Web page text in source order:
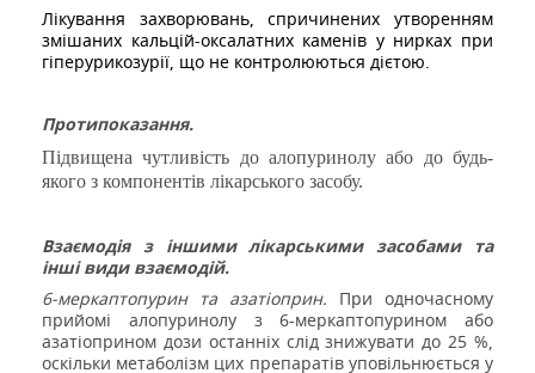
Лікування захворювань, спричинених утворенням
змішаних кальцій-оксалатних каменів у нирках при
гіперурикозурії, що не контролюються дієтою.
Протипоказання.
Підвищена чутливість до алопуринолу або до будь-
якого з компонентів лікарського засобу.
Взаємодія з іншими лікарськими засобами та
інші види взаємодій.
6-меркаптопурин та азатіоприн. При одночасному
прийомі алопуринолу з 6-меркаптопурином або
азатіоприном дози останніх слід знижувати до 25 %,
оскільки метаболізм цих препаратів уповільнюється у